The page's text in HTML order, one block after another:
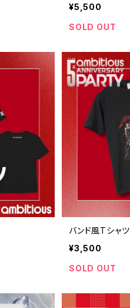
¥5,500
SOLD OUT
バンド風Tシャツ
¥3,500
SOLD OUT